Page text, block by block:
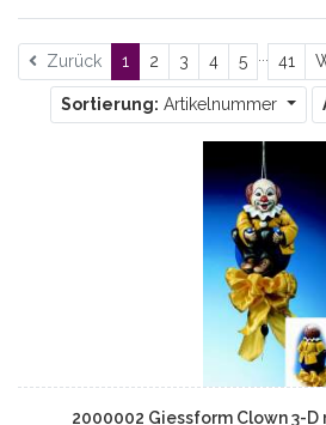
Zurück 1 2 3 4 5 41
Sortierung: Artikelnummer
2000002 Giessform Clown 3-D